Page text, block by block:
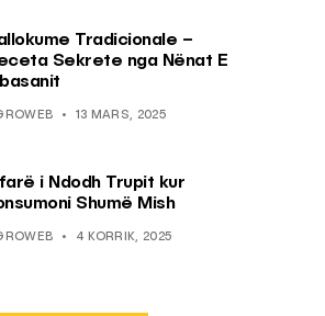
Tradicionale –
Sekrete nga Nënat E
13 MARS, 2025
i Ndodh Trupit kur
Shumë Mish
4 KORRIK, 2025